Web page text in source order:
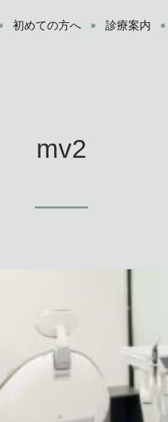
初めての方へ 診療案内
mv2